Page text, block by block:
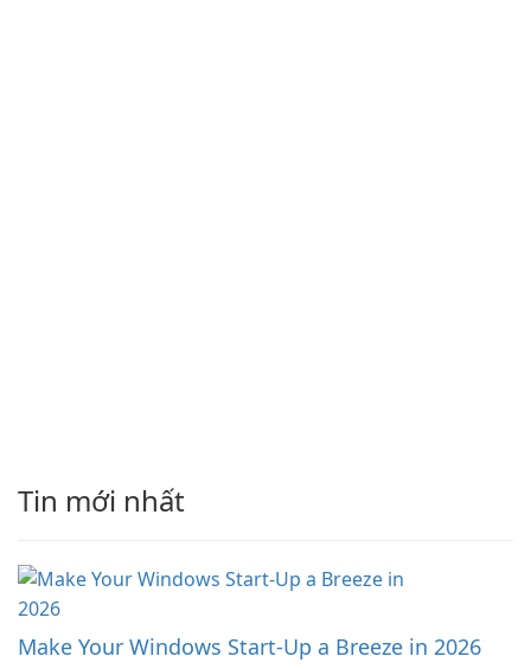
Tin mới nhất
Make Your Windows Start-Up a Breeze in 2026